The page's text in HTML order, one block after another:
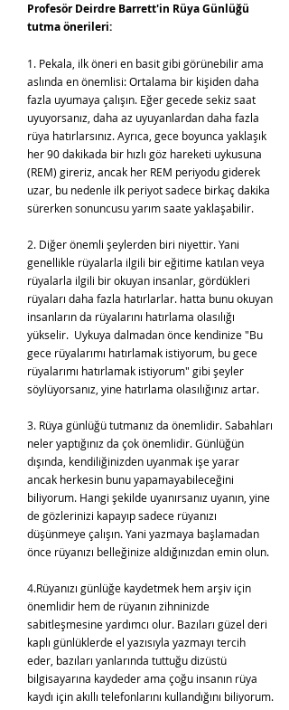
Profesör Deirdre Barrett'in Rüya Günlüğü
tutma önerileri:
1. Pekala, ilk öneri en basit gibi görünebilir ama
aslında en önemlisi: Ortalama bir kişiden daha
fazla uyumaya çalışın. Eğer gecede sekiz saat
uyuyorsanız, daha az uyuyanlardan daha fazla
rüya hatırlarsınız. Ayrıca, gece boyunca yaklaşık
her 90 dakikada bir hızlı göz hareketi uykusuna
(REM) gireriz, ancak her REM periyodu giderek
uzar, bu nedenle ilk periyot sadece birkaç dakika
sürerken sonuncusu yarım saate yaklaşabilir.
2. Diğer önemli şeylerden biri niyettir. Yani
genellikle rüyalarla ilgili bir eğitime katılan veya
rüyalarla ilgili bir okuyan insanlar, gördükleri
rüyaları daha fazla hatırlarlar. hatta bunu okuyan
insanların da rüyalarını hatırlama olasılığı
yükselir. Uykuya dalmadan önce kendinize "Bu
gece rüyalarımı hatırlamak istiyorum, bu gece
rüyalarımı hatırlamak istiyorum" gibi şeyler
söylüyorsanız, yine hatırlama olasılığınız artar.
3. Rüya günlüğü tutmanız da önemlidir. Sabahları
neler yaptığınız da çok önemlidir. Günlüğün
dışında, kendiliğinizden uyanmak işe yarar
ancak herkesin bunu yapamayabileceğini
biliyorum. Hangi şekilde uyanırsanız uyanın, yine
de gözlerinizi kapayıp sadece rüyanızı
düşünmeye çalışın. Yani yazmaya başlamadan
önce rüyanızı belleğinize aldığınızdan emin olun.
4.Rüyanızı günlüğe kaydetmek hem arşiv için
önemlidir hem de rüyanın zihninizde
sabitleşmesine yardımcı olur. Bazıları güzel deri
kaplı günlüklerde el yazısıyla yazmayı tercih
eder, bazıları yanlarında tuttuğu dizüstü
bilgisayarına kaydeder ama çoğu insanın rüya
kaydı için akıllı telefonlarını kullandığını biliyorum.